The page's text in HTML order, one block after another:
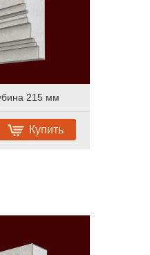
215 мм
Купить